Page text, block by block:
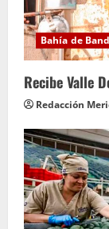
Bahía de
Recibe Valle
Redacción